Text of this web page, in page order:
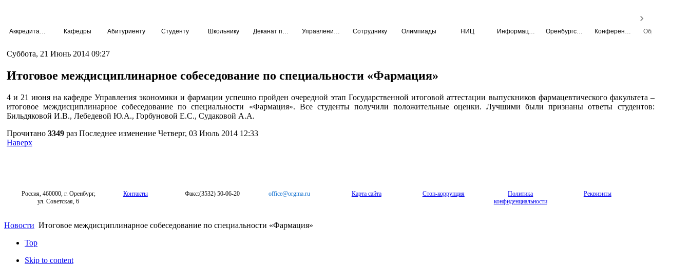
Кафедры Абитуриенту Студенту Школьнику Сотруднику Олимпиады НИЦ
Суббота, 21 Июнь 2014 09:27
Итоговое междисциплинарное собеседование по специальности «Фармация»
4 и 21 июня на кафедре Управления экономики и фармации успешно пройден очередной этап Государственной итоговой аттестации выпускников фармацевтического факультета –
итоговое междисциплинарное собеседование по специальности «Фармация». Все студенты получили положительные оценки. Лучшими были признаны ответы студентов:
Бильдяковой И.В., Лебедевой Ю.А., Горбуновой Е.С., Судаковой А.А.
Прочитано 3349 раз Последнее изменение Четверг, 03 Июль 2014 12:33
Наверх
Россия, 460000, г. Оренбург,
ул. Советская, 6
Контакты Факс:(3532) 50-06-20 office@orgma.ru Карта сайта Стоп-коррупция
Политика
конфиденциальности
Реквизиты
Новости Итоговое междисциплинарное собеседование по специальности «Фармация»
Top
Skip to content